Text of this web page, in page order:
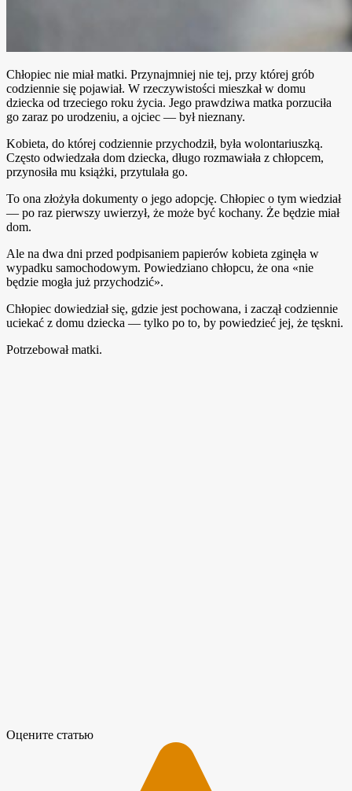
Chłopiec nie miał matki. Przynajmniej nie tej, przy której grób
codziennie się pojawiał. W rzeczywistości mieszkał w domu
dziecka od trzeciego roku życia. Jego prawdziwa matka porzuciła
go zaraz po urodzeniu, a ojciec — był nieznany.
Kobieta, do której codziennie przychodził, była wolontariuszką.
Często odwiedzała dom dziecka, długo rozmawiała z chłopcem,
przynosiła mu książki, przytulała go.
To ona złożyła dokumenty o jego adopcję. Chłopiec o tym wiedział
— po raz pierwszy uwierzył, że może być kochany. Że będzie miał
dom.
Ale na dwa dni przed podpisaniem papierów kobieta zginęła w
wypadku samochodowym. Powiedziano chłopcu, że ona «nie
będzie mogła już przychodzić».
Chłopiec dowiedział się, gdzie jest pochowana, i zaczął codziennie
uciekać z domu dziecka — tylko po to, by powiedzieć jej, że tęskni.
Potrzebował matki.
Оцените статью